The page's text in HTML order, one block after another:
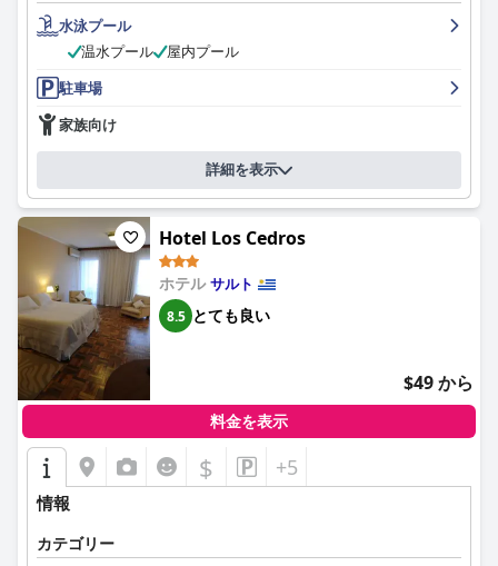
た施設で知られています。
ホテル・ソラール・デル・アクアリオでの朝食体験は格別です。
ゲストはその品質、多様性、そして整然としたプレゼンテーショ
ンを一貫して褒め称えています。ホテルの自家製パンを含む新鮮
なオプションの豊富さは、ポジティブな一日の始まりに貢献して
おり、多くのゲストが朝食中の素晴らしいサービスを強調してい
ます。
客室のレビューは賛否両論です。多くのゲストがジャグジーや広
いバルコニーなどの特徴を含む、特定の客室の広さと快適さを高
く評価する一方で、一部のゲストは近代化とより良いメンテナン
スの必要性を指摘しています。狭い部屋のサイズ、壊れたシャワ
ー、カビ臭などの問題は、全体的なゲスト体験を向上させるため
に、いくつかのエリアに注意を払う必要があることを示唆してい
ます。
ホテルの清潔さは非常に高く評価されており、清潔な客室、施
設、プールについての言及が頻繁に見られます。いくつかの問題
が時折発生するにもかかわらず、全体的な感情は非常にポジティ
ブであり、快適な滞在に貢献しています。
ホテル・ソラール・デル・アクアリオのスタッフは、その親しみ
やすさ、気配り、そして優れたサービスで高い評価を受けていま
す。レセプションスタッフは、その卓越したケアで際立ってお
り、ゲストに手厚いおもてなしを感じさせ、温かい雰囲気を作り
出しています。
水泳プール
温水プール
屋内プール
駐車場
家族向け
詳細を表示
Hotel Los Cedros
ホテルサルト
8.5 とても良い
$49 から
料金を表示
$ +5
情報
カテゴリー